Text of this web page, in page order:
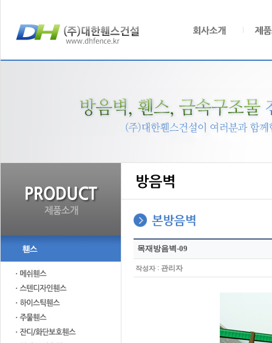
목재방음벽-09
작성자 : 관리자